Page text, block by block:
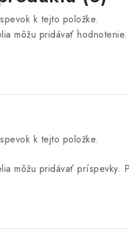
k tejto položke.
môžu pridávať
k tejto položke.
môžu pridávať príspevky.